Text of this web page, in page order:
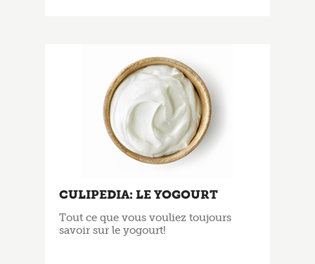
CULIPEDIA: LE YOGOURT
Tout ce que vous vouliez toujours
savoir sur le yogourt!